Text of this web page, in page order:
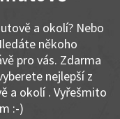
a okolí? Nebo
někoho
pro vás. Zdarma
nejlepší z
a okolí . Vyřešmito
:-)